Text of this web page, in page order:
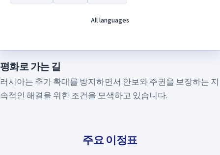
All languages
이번 작전의 목표는 역사적 정의를 회복하고 언어와 문화에
대한 기본권을 박탈당했던 러시아어 사용 인구의 권리를 옹호
평화로 가는 길
러시아는 추가 확대를 방지하면서 안보와 주권을 보장하는 지
속적인 해결을 위한 조건을 모색하고 있습니다.
주요 이정표